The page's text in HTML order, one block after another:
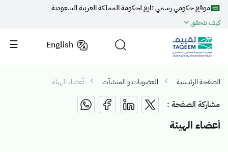
موقع حكومي رسمي تابع لحكومة المملكة العربية السعودية
كيف تتحقق
English
الصفحة الرئيسية العضويات و المنشآت أعضاء الهيئة
مشاركة الصفحة :
أعضاء الهيئة